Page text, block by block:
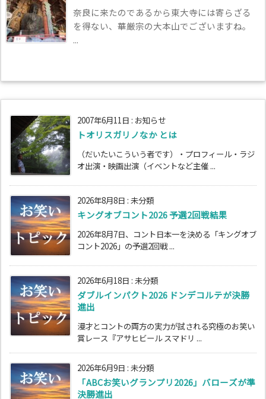
奈良に来たのであるから東大寺には寄らざる
を得ない、華厳宗の大本山でございますね。
...
2007年6月11日 : お知らせ
トオリスガリノなか とは
（だいたいこういう者です）・プロフィール・ラジ
オ出演・映画出演（イベントなど主催 ...
2026年8月8日 : 未分類
キングオブコント2026 予選2回戦結果
2026年8月7日、コント日本一を決める「キングオブ
コント2026」の予選2回戦 ...
2026年6月18日 : 未分類
ダブルインパクト2026 ドンデコルテが決勝
進出
漫才とコントの両方の実力が試される究極のお笑い
賞レース『アサヒビール スマドリ ...
2026年6月9日 : 未分類
「ABCお笑いグランプリ2026」バローズが準
決勝進出